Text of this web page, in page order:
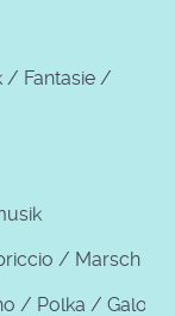
/ Fantasie /
/ Marsch /
/ Polka / Galopp